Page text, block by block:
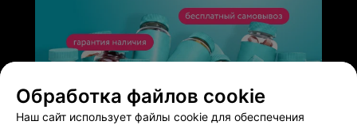
Обработка файлов cookie
Наш сайт использует файлы cookie для обеспечения